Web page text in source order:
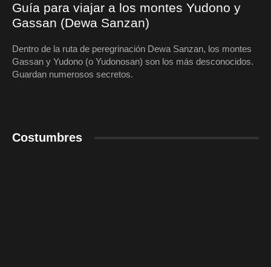
Guía para viajar a los montes Yudono y
Gassan (Dewa Sanzan)
Dentro de la ruta de peregrinación Dewa Sanzan, los montes
Gassan y Yudono (o Yudonosan) son los más desconocidos.
Guardan numerosos secretos.
Costumbres